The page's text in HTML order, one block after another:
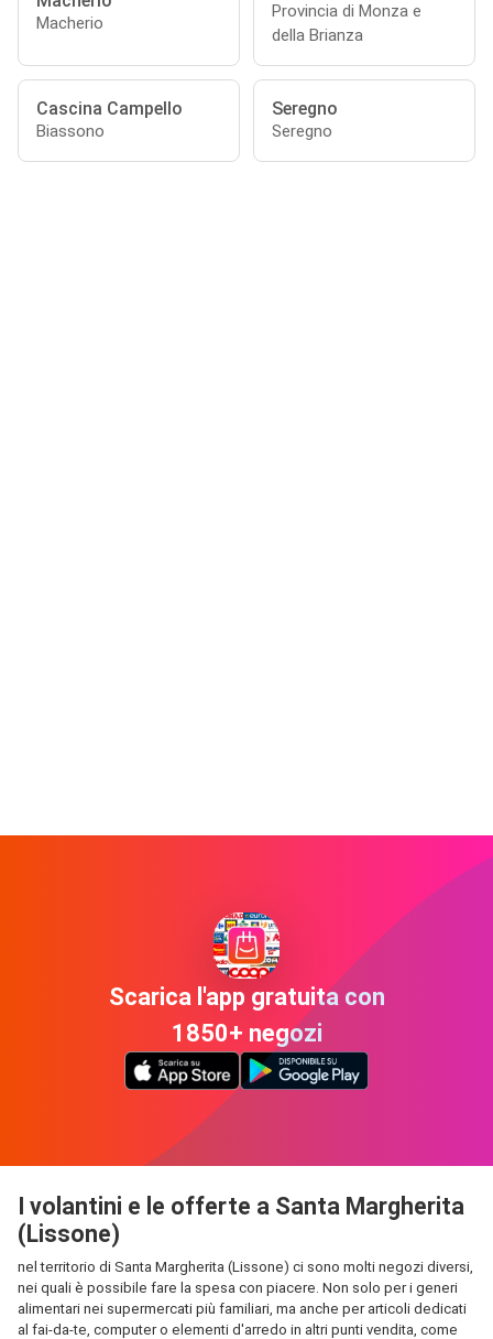
Macherio
Provincia di Monza e
della Brianza
Cascina Campello
Biassono
Seregno
Seregno
Scarica l'app gratuita con
1850+ negozi
I volantini e le offerte a Santa Margherita
(Lissone)
nel territorio di Santa Margherita (Lissone) ci sono molti negozi diversi,
nei quali è possibile fare la spesa con piacere. Non solo per i generi
alimentari nei supermercati più familiari, ma anche per articoli dedicati
al fai-da-te, computer o elementi d'arredo in altri punti vendita, come